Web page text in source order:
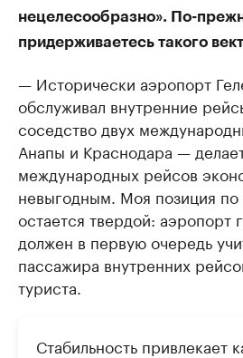
нецелесообразно». По-
придерживаетесь такого
— Исторически аэропорт
обслуживал внутренние
соседство двух
Анапы и Краснодара —
международных рейсов
невыгодным. Моя позиция
остается твердой: аэропорт
должен в первую очередь
пассажира внутренних
туриста.
Стабильность привлекает